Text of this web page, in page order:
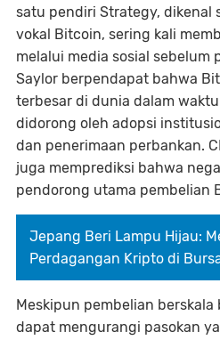
satu pendiri Strategy, dikenal
vokal Bitcoin, sering kali
melalui media sosial sebelum
Saylor berpendapat bahwa
terbesar di dunia dalam
didorong oleh adopsi
dan penerimaan perbankan.
juga memprediksi bahwa
pendorong utama pembelian
Jepang Beri Lampu Hijau:
Perdagangan Kripto di
Meskipun pembelian berskala
dapat mengurangi pasokan